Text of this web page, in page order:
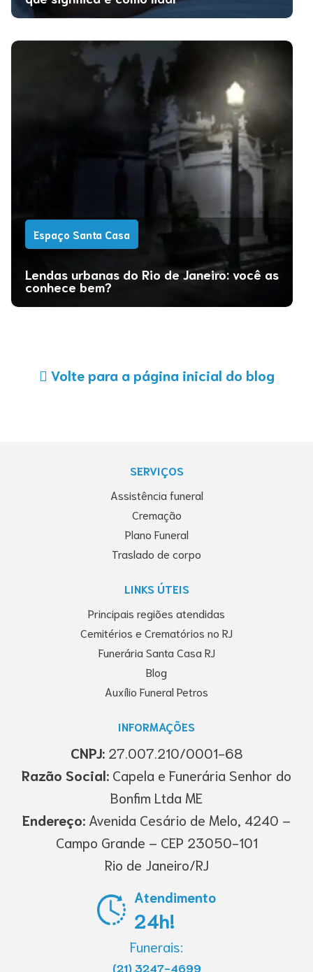
Espaço Santa Casa
Lendas urbanas do Rio de Janeiro: você as
conhece bem?
Volte para a página inicial do blog
SERVIÇOS
Assistência funeral
Cremação
Plano Funeral
Traslado de corpo
LINKS ÚTEIS
Principais regiões atendidas
Cemitérios e Crematórios no RJ
Funerária Santa Casa RJ
Blog
Auxílio Funeral Petros
INFORMAÇÕES
CNPJ:27.007.210/0001-68
Razão Social: Capela e Funerária Senhor do
Bonfim Ltda ME
Endereço: Avenida Cesário de Melo, 4240 –
Campo Grande – CEP 23050-101
Rio de Janeiro/RJ
Atendimento
24h!
Funerais:
(21) 3247-4699